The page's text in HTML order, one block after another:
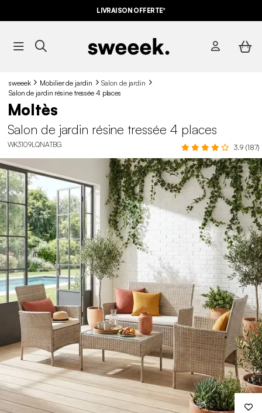
LIVRAISON OFFERTE*
sweeek Mobilier de jardin
Salon de jardin
Salon de jardin résine tressée 4 places
Moltès
Salon de jardin résine tressée 4 places
WK3109LQNATBG 3.9 (187)